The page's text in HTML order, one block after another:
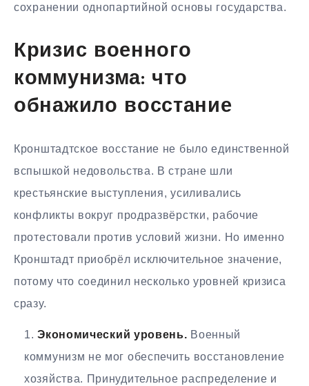
сохранении однопартийной основы государства.
Кризис военного
коммунизма: что
обнажило восстание
Кронштадтское восстание не было единственной
вспышкой недовольства. В стране шли
крестьянские выступления, усиливались
конфликты вокруг продразвёрстки, рабочие
протестовали против условий жизни. Но именно
Кронштадт приобрёл исключительное значение,
потому что соединил несколько уровней кризиса
сразу.
Экономический уровень. Военный
коммунизм не мог обеспечить восстановление
хозяйства. Принудительное распределение и